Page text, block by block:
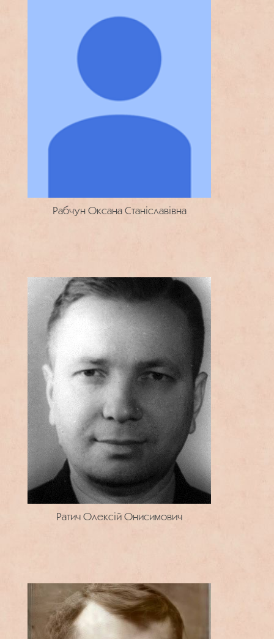
Рабчун Оксана Станіславівна
Ратич Олексій Онисимович